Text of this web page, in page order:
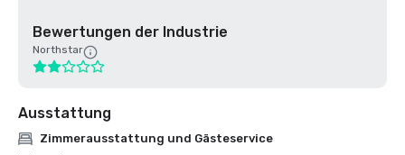
Bewertungen der Industrie
Northstar
Ausstattung
Zimmerausstattung und Gästeservice